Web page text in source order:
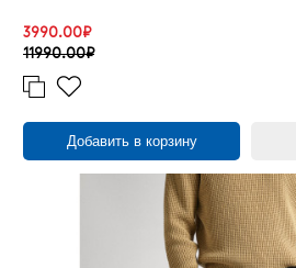
3990.00₽
11990.00₽
Добавить в корзину